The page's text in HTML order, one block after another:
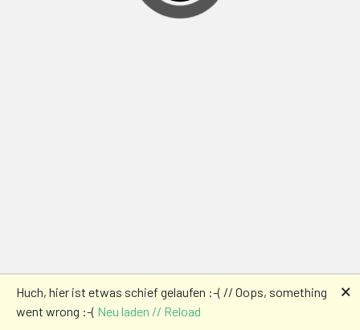
Huch, hier ist etwas schief gelaufen :-( // Oops, something
went wrong :-( Neu laden // Reload
🗙